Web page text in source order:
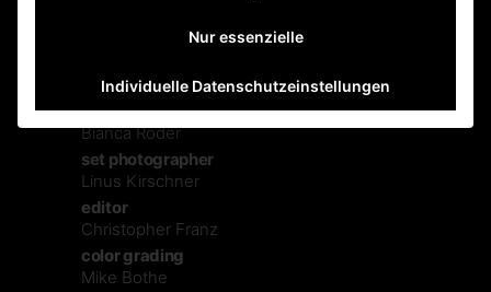
Carsten Lippstock, Franziska Langheinrich
Anna Fleischmann
hair & makeup
Bianca Röder
set photographer
Linus Kirschner
editor
Christopher Franz
color grading
Mike Bothe
Nur essenzielle
Individuelle Datenschutzeinstellungen